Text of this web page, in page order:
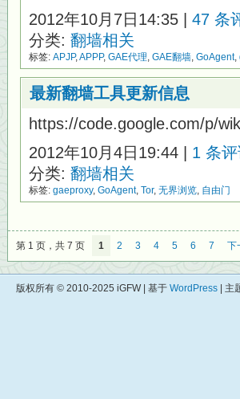
2012年10月7日14:35 | 47 条
分类: 翻墙相关
标签: APJP,APPP, GAE代理, GAE翻墙, GoAgent,
最新翻墙工具更新信息
https://code.google.com/p/
2012年10月4日19:44 | 1 条
分类: 翻墙相关
标签: gaeproxy, GoAgent, Tor, 无界浏览, 自由门
第 1 页，共 7 页 1 2 3 4 5 6 7 下
版权所有 © 2010-2025 iGFW | 基于 WordPress | 主